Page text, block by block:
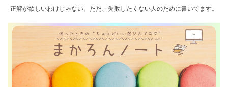
正解が欲しいわけじゃない。ただ、失敗したくない人のために書いてます。